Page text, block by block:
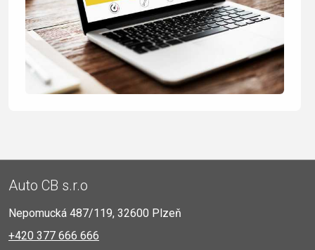
Auto CB s.r.o
Nepomucká 487/119, 32600 Plzeň
+420 377 666 666